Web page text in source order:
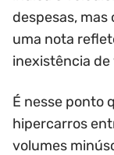
despesas,
uma nota
inexistência
É nesse ponto
hipercarros
volumes